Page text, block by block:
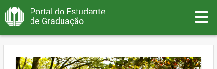
Portal do Estudante
de Graduação